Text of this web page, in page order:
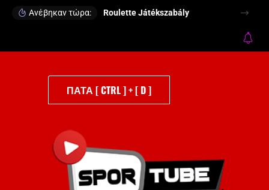
Ανέβηκαν τώρα: Roulette Játékszabály
ΠΑΤΑ [ CTRL ] + [ D ]